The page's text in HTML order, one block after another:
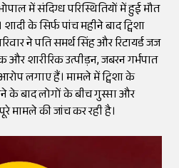
में संदिग्ध परिस्थितियों में हुई मौत
के सिर्फ पांच महीने बाद ट्विशा
ने पति समर्थ सिंह और रिटायर्ड जज
और शारीरिक उत्पीड़न, जबरन गर्भपात
लगाए हैं। मामले में ट्विशा के
बाद लोगों के बीच गुस्सा और
मामले की जांच कर रही है।